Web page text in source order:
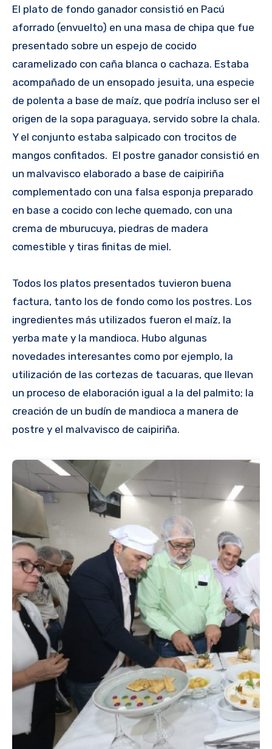
El plato de fondo ganador consistió en Pacú
aforrado (envuelto) en una masa de chipa que fue
presentado sobre un espejo de cocido
caramelizado con caña blanca o cachaza. Estaba
acompañado de un ensopado jesuita, una especie
de polenta a base de maíz, que podría incluso ser el
origen de la sopa paraguaya, servido sobre la chala.
Y el conjunto estaba salpicado con trocitos de
mangos confitados. El postre ganador consistió en
un malvavisco elaborado a base de caipiriña
complementado con una falsa esponja preparado
en base a cocido con leche quemado, con una
crema de mburucuya, piedras de madera
comestible y tiras finitas de miel.
Todos los platos presentados tuvieron buena
factura, tanto los de fondo como los postres. Los
ingredientes más utilizados fueron el maíz, la
yerba mate y la mandioca. Hubo algunas
novedades interesantes como por ejemplo, la
utilización de las cortezas de tacuaras, que llevan
un proceso de elaboración igual a la del palmito; la
creación de un budín de mandioca a manera de
postre y el malvavisco de caipiriña.